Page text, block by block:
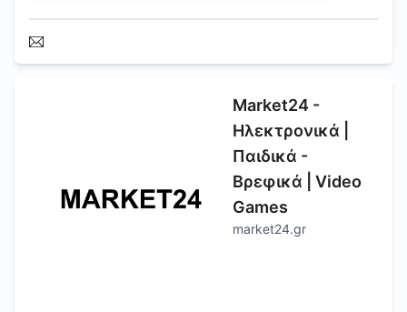
Market24 -
Ηλεκτρονικά |
Παιδικά -
Βρεφικά | Video
Games
market24.gr